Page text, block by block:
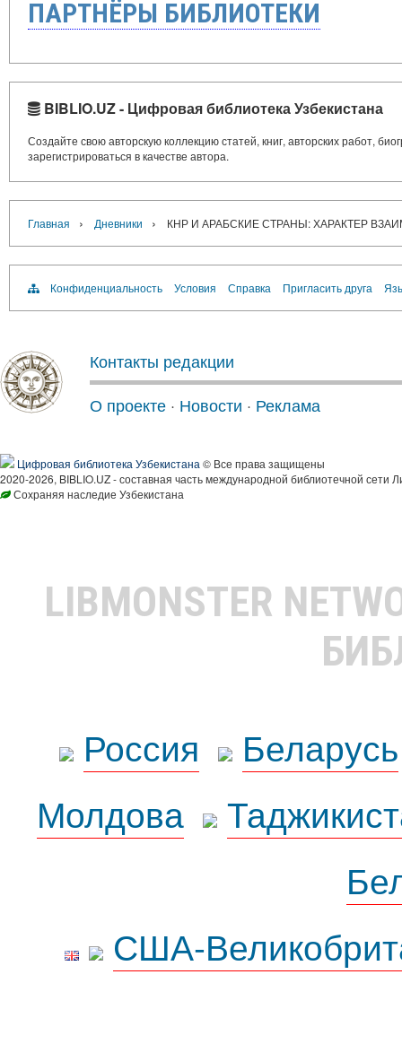
ПАРТНЁРЫ БИБЛИОТЕКИ
BIBLIO.UZ - Цифровая библиотека Узбекистана
Создайте свою авторскую коллекцию статей, книг, авторских работ,
зарегистрироваться в качестве автора.
Главная › Дневники › КНР И АРАБСКИЕ СТРАНЫ: ХАРАКТЕР
Конфиденциальность Условия Справка Пригласить друга
Контакты редакции
О проекте · Новости · Реклама
Цифровая библиотека Узбекистана © Все права защищены
2020-2026, BIBLIO.UZ - составная часть международной библиотечной сети
Сохраняя наследие Узбекистана
LIBMONSTER
Россия
Беларусь
Молдова
США-